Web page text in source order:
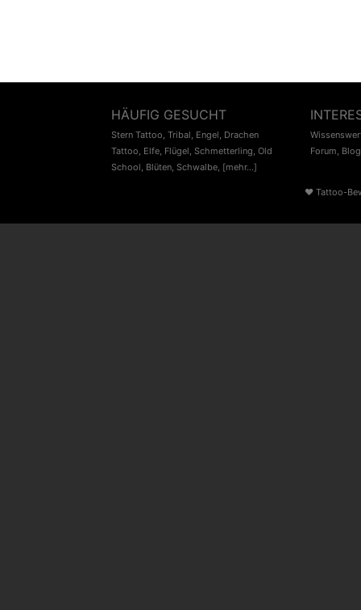
HÄUFIG GESUCHT
Stern Tattoo, Tribal, Engel, Drachen
Tattoo, Elfe, Flügel, Schmetterling, Old
School, Blüten, Schwalbe, [mehr...]
Forum, Blog
♥ Tattoo-